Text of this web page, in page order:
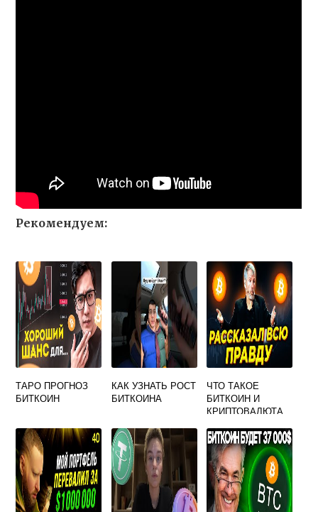
Рекомендуем:
ТАРО ПРОГНОЗ
БИТКОИН
КАК УЗНАТЬ РОСТ
БИТКОИНА
ЧТО ТАКОЕ
БИТКОИН И
КРИПТОВАЛЮТА